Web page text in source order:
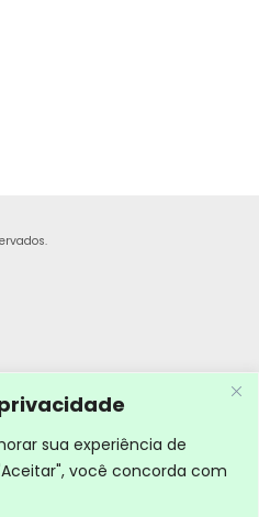
sua experiência de
você concorda com